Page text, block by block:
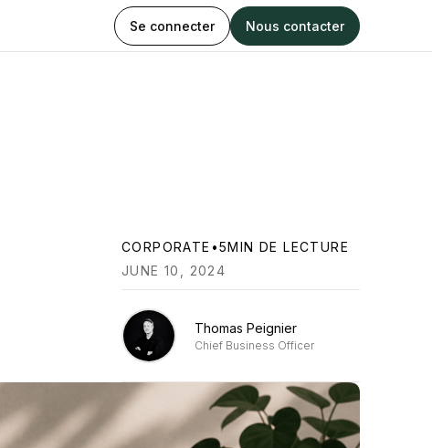
Se connecter Nous contacter
CORPORATE •5MIN DE LECTURE
JUNE 10, 2024
Thomas Peignier
Chief Business Officer